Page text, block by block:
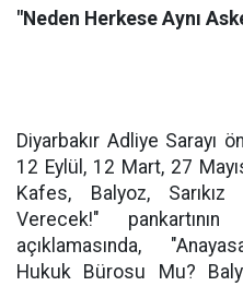
"Neden Herkese Aynı
Diyarbakır Adliye Sarayı
12 Eylül, 12 Mart, 27
Kafes, Balyoz,
Verecek!"
açıklamasında,
Hukuk Bürosu Mu?